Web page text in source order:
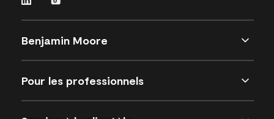
Benjamin Moore
Pour les professionnels